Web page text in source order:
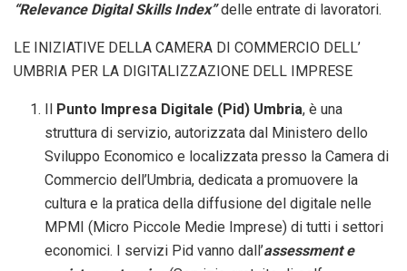
“Relevance Digital Skills Index”delle entrate di lavoratori.
LE INIZIATIVE DELLA CAMERA DI COMMERCIO DELL’
UMBRIA PER LA DIGITALIZZAZIONE DELL IMPRESE
Punto Impresa Digitale (Pid) Umbria, è una
struttura di servizio, autorizzata dal Ministero dello
Sviluppo Economico e localizzata presso la Camera di
Commercio dell’Umbria, dedicata a promuovere la
cultura e la pratica della diffusione del digitale nelle
MPMI (Micro Piccole Medie Imprese) di tutti i settori
economici. I servizi Pid vanno dall’assessment e